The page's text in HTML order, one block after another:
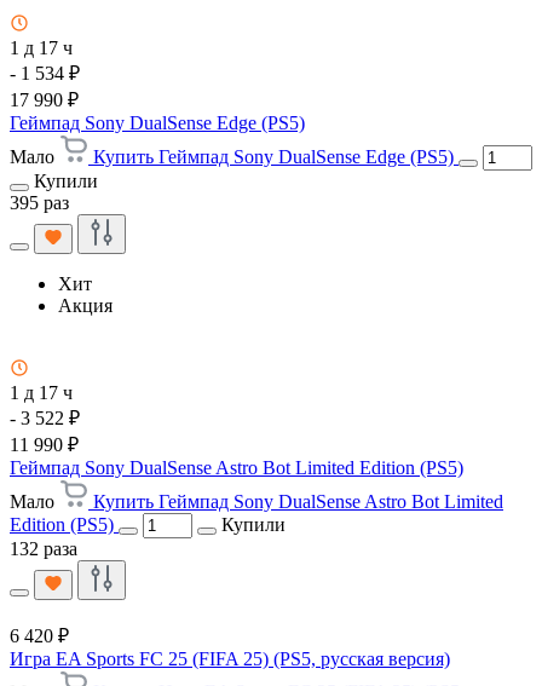
1 д 17 ч
- 1 534 ₽
17 990 ₽
Геймпад Sony DualSense Edge (PS5)
Мало
Купить Геймпад Sony DualSense Edge (PS5)
Купили
395 раз
Хит
Акция
1 д 17 ч
- 3 522 ₽
11 990 ₽
Геймпад Sony DualSense Astro Bot Limited Edition (PS5)
Мало
Купить Геймпад Sony DualSense Astro Bot Limited
Edition (PS5)
Купили
132 раза
6 420 ₽
Игра EA Sports FC 25 (FIFA 25) (PS5, русская версия)